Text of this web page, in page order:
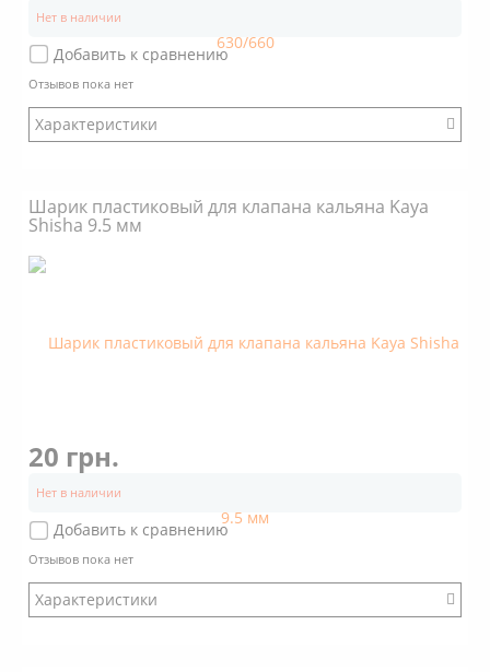
Нет в наличии
Добавить к сравнению
Отзывов пока нет
Характеристики
Шарик пластиковый для клапана кальяна Kaya
Shisha 9.5 мм
20 грн.
Нет в наличии
Добавить к сравнению
Отзывов пока нет
Характеристики